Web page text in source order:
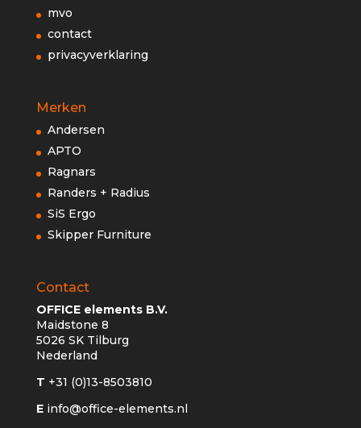
mvo
contact
privacyverklaring
Merken
Andersen
APTO
Ragnars
Randers + Radius
SiS Ergo
Skipper Furniture
Contact
OFFICE elements B.V.
Maidstone 8
5026 SK Tilburg
Nederland
T +31 (0)13-8503810
E info@office-elements.nl